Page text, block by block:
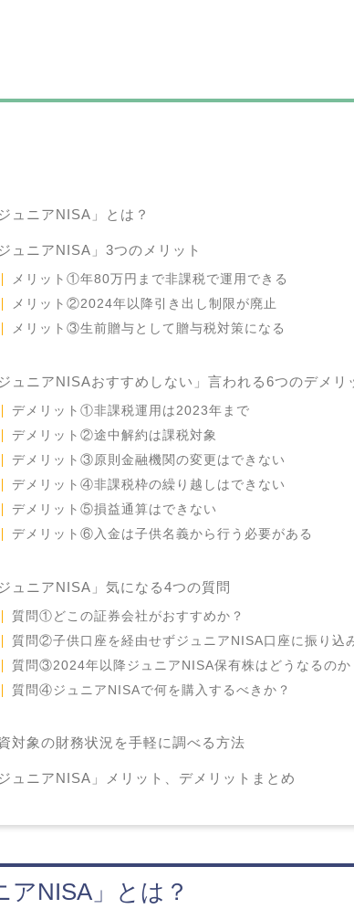
ジュニアNISA」とは？
ジュニアNISA」3つのメリット
メリット①年80万円まで非課税で運用できる
メリット②2024年以降引き出し制限が廃止
メリット③生前贈与として贈与税対策になる
ジュニアNISAおすすめしない」言われる6つのデメリ
デメリット①非課税運用は2023年まで
デメリット②途中解約は課税対象
デメリット③原則金融機関の変更はできない
デメリット④非課税枠の繰り越しはできない
デメリット⑤損益通算はできない
デメリット⑥入金は子供名義から行う必要がある
ジュニアNISA」気になる4つの質問
質問①どこの証券会社がおすすめか？
質問②子供口座を経由せずジュニアNISA口座に振り込
質問③2024年以降ジュニアNISA保有株はどうなるのか
質問④ジュニアNISAで何を購入するべきか？
対象の財務状況を手軽に調べる方法
ジュニアNISA」メリット、デメリットまとめ
アNISA」とは？